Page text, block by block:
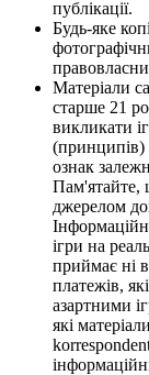
публікації.
Будь-яке
Матеріали
старше 21
викликати
(принципів)
ознак
Пам'ятайте,
джерелом
ігри на
приймає ні
платежів,
азартними
які